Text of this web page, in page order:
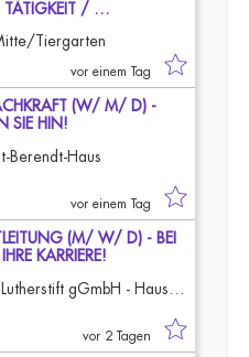
TÄTIGKEIT / …
Tiergarten
vor einem Tag
(W/ M/ D) -
SIE HIN!
Berendt-Haus
vor einem Tag
(M/ W/ D) - BEI
KARRIERE!
vor 2 Tagen